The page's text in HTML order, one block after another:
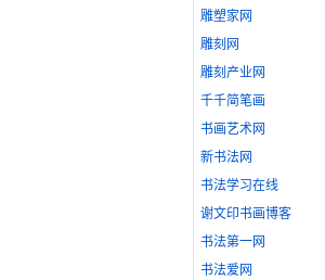
雕塑家网
雕刻网
雕刻产业网
千千简笔画
书画艺术网
新书法网
书法学习在线
谢文印书画博客
书法第一网
书法爱网